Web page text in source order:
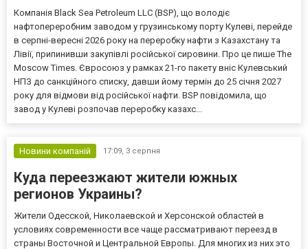
Компанія Black Sea Petroleum LLC (BSP), що володіє
нафтопереробним заводом у грузинському порту Кулеві, перейде
в серпні-вересні 2026 року на переробку нафти з Казахстану та
Лівії, припинивши закупівлі російської сировини. Про це пише The
Moscow Times. Євросоюз у рамках 21-го пакету вніс Кулевський
НПЗ до санкційного списку, давши йому термін до 25 січня 2027
року для відмови від російської нафти. BSP повідомила, що
завод у Кулеві розпочав переробку казахс...
Новини компаній 17:09, 3 серпня
Куда переезжают жители южных
регионов Украины?
Жители Одесской, Николаевской и Херсонской областей в
условиях современности все чаще рассматривают переезд в
страны Восточной и Центральной Европы. Для многих из них это